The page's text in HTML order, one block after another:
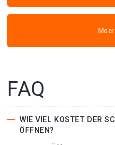
FAQ
WIE VIEL KOSTET DER
ÖFFNEN?